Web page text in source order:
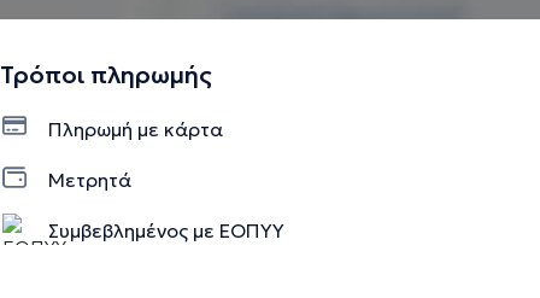
Τρόποι πληρωμής
Πληρωμή με κάρτα
Μετρητά
Συμβεβλημένος με ΕΟΠΥΥ